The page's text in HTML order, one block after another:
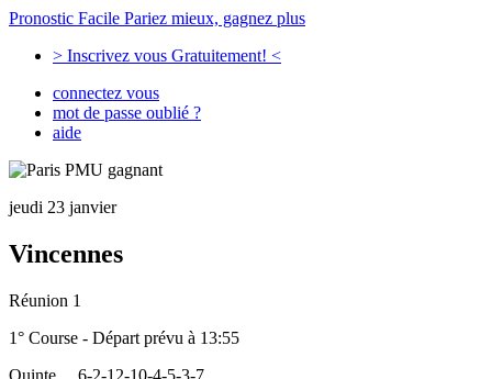
Pronostic Facile Pariez mieux, gagnez plus
> Inscrivez vous Gratuitement! <
connectez vous
mot de passe oublié ?
aide
jeudi 23 janvier
Vincennes
Réunion 1
1° Course - Départ prévu à 13:55
Quinte
6-2-12-10-4-5-3-7